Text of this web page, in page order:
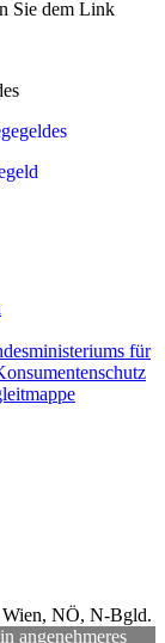
Sie dem Link
für
NÖ, N-Bgld.
angenehmeres